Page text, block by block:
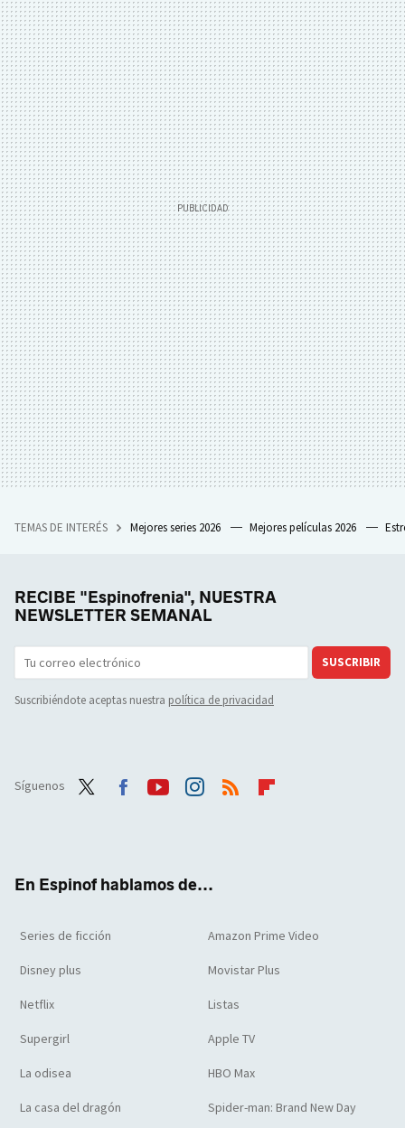
TEMAS DE INTERÉS Mejores series 2026 Mejores películas 2026
RECIBE "Espinofrenia", NUESTRA
NEWSLETTER SEMANAL
SUSCRIBIR
Suscribiéndote aceptas nuestra política de privacidad
Síguenos
En Espinof hablamos de...
Series de ficción Amazon Prime Video
Disney plus Movistar Plus
Netflix Listas
Supergirl Apple TV
La odisea HBO Max
La casa del dragón Spider-man: Brand New Day